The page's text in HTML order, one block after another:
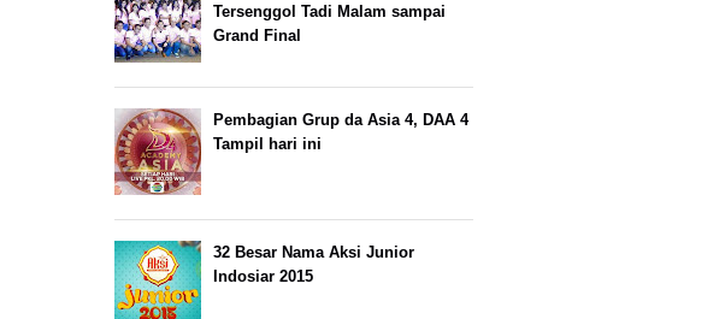
Tersenggol Tadi Malam sampai
Grand Final
Pembagian Grup da Asia 4, DAA 4
Tampil hari ini
32 Besar Nama Aksi Junior
Indosiar 2015